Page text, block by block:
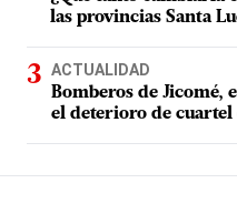
las provincias Santa
ACTUALIDAD
Bomberos de Jicomé,
el deterioro de cuartel